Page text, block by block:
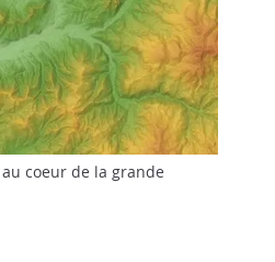
coeur de la grande